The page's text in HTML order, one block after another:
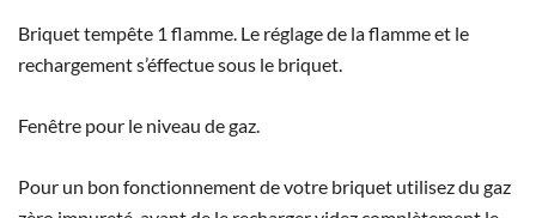
Briquet tempête 1 flamme. Le réglage de la flamme et le
rechargement s’éffectue sous le briquet.
Fenêtre pour le niveau de gaz.
Pour un bon fonctionnement de votre briquet utilisez du gaz